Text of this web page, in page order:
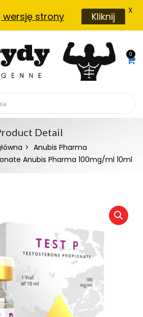
0
Detail
Anubis Pharma
Anubis Pharma 100mg/ml 10ml
wersję strony Kliknij X